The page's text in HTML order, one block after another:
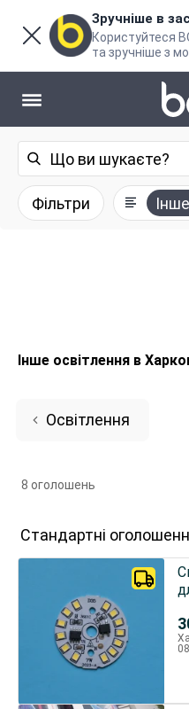
Зручніше в
Користуйтеся
та зручніше з
Фільтри
Інше освітлення в
Освітлення
8 оголошень
Стандартні